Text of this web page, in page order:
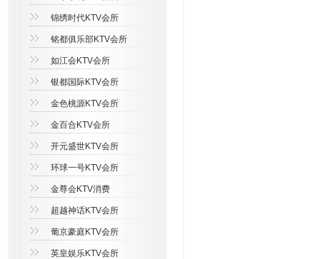
锦绣时代KTV会所
铭都俱乐部KTV会所
如江会KTV会所
银都国际KTV会所
金色桃源KTV会所
金百合KTV会所
开元盛世KTV会所
环球一号KTV会所
金尊会KTV消费
超越神话KTV会所
葡京豪庭KTV会所
英皇娱乐KTV会所